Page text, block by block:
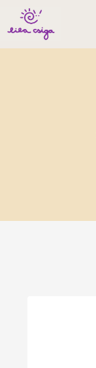
content